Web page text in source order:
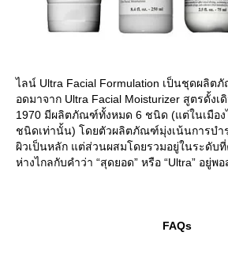
ไลน์ Ultra Facial Formulation เป็นชุดผ
อดมาจาก Ultra Facial Moisturizer สูตรดั้ง
1970 มีผลิตภัณฑ์ทั้งหมด 6 ชนิด (แต่ในเมือ
ชนิดเท่านั้น) โดยตัวผลิตภัณฑ์มุ่งเน้นการบำ
ผิวเป็นหลัก แต่ส่วนผสมโดยรวมอยู่ในระดับ
ห่างไกลกับคำว่า “สุดยอด” หรือ “Ultra” อยู่พ
FAQs